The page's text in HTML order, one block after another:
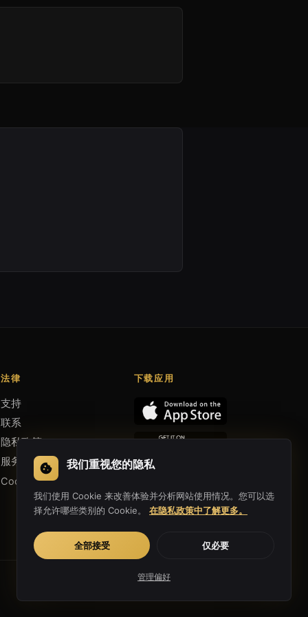
法律
支持
联系
隐私政策
服务条款
Cookie 偏好
下载应用
我们重视您的隐私
我们使用 Cookie 来改善体验并分析网站使用情况。您可以选
择允许哪些类别的 Cookie。
在隐私政策中了解更多。
全部接受 仅必要
管理偏好